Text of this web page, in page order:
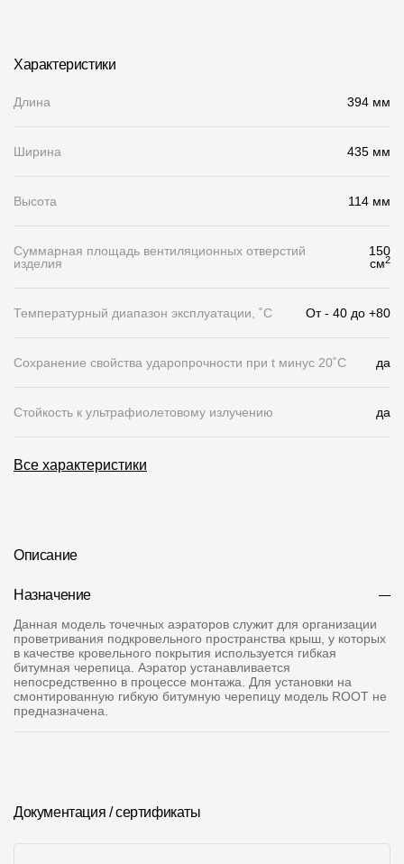
Текстуры
Фото объектов
Вопрос-ответ/Faq
Сервисы
Конструктор
Цены
Компания
О компании
Контакты
Предложения по сотрудничеству
Вакансии
B2B
Где купить?
Характеристики
Длина 394 мм
Ширина 435 мм
Высота 114 мм
Суммарная площадь вентиляционных отверстий
изделия
150
см2
Температурный диапазон эксплуатации, ˚С От - 40 до +80
Сохранение свойства ударопрочности при t минус 20˚C да
Стойкость к ультрафиолетовому излучению да
Все характеристики
Описание
Назначение
Данная модель точечных аэраторов служит для организации
проветривания подкровельного пространства крыш, у которых
в качестве кровельного покрытия используется гибкая
битумная черепица. Аэратор устанавливается
непосредственно в процессе монтажа. Для установки на
смонтированную гибкую битумную черепицу модель ROOT не
предназначена.
Документация / сертификаты